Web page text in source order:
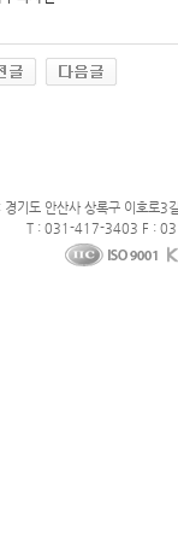
기도 안산사 상록구 이호로
T : 031-417-3403 F :